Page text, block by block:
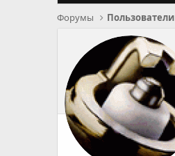
Форумы Пользователи